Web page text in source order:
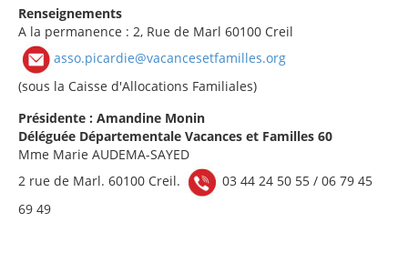
Renseignements
A la permanence : 2, Rue de Marl 60100 Creil
asso.picardie@vacancesetfamilles.org
(sous la Caisse d'Allocations Familiales)
Présidente : Amandine Monin
Déléguée Départementale Vacances et Familles 60
Mme Marie AUDEMA-SAYED
2 rue de Marl. 60100 Creil.
03 44 24 50 55 / 06 79 45
69 49